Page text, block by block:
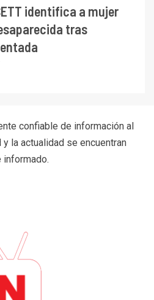
identifica a mujer
tras
confiable de información al
la actualidad se encuentran
informado.